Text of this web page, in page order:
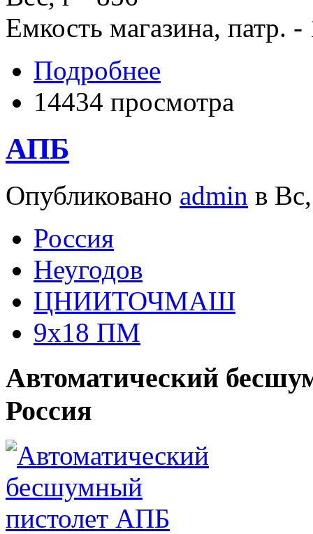
Емкость магазина, патр. -
Подробнее
14434 просмотра
АПБ
Опубликовано admin в
Росcия
Неугодов
ЦНИИТОЧМАШ
9x18 ПМ
Автоматический
Россия